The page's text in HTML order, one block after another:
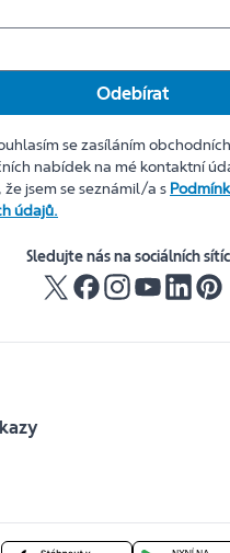
Odebírat
se zasíláním
nabídek na mé kontaktní
že jsem se seznámil/a s
údajů.
Sledujte nás na sociálních